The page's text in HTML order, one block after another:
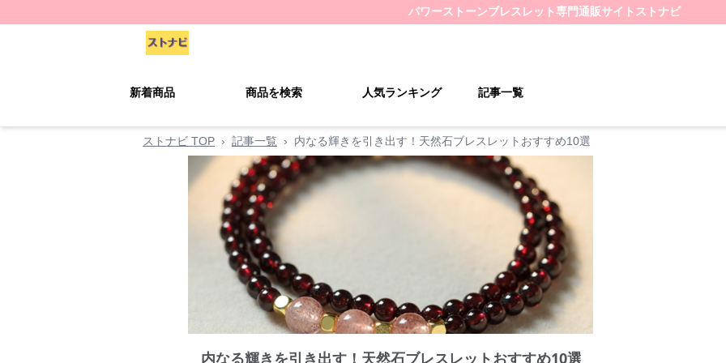
パワーストーンブレスレット専門通販サイト ストナビ
新着商品 商品を検索 人気ランキング 記事一覧
ストナビ TOP › 記事一覧 › 内なる輝きを引き出す！天然石ブレスレットおすすめ10選
内なる輝きを引き出す！天然石ブレスレットおすすめ10選